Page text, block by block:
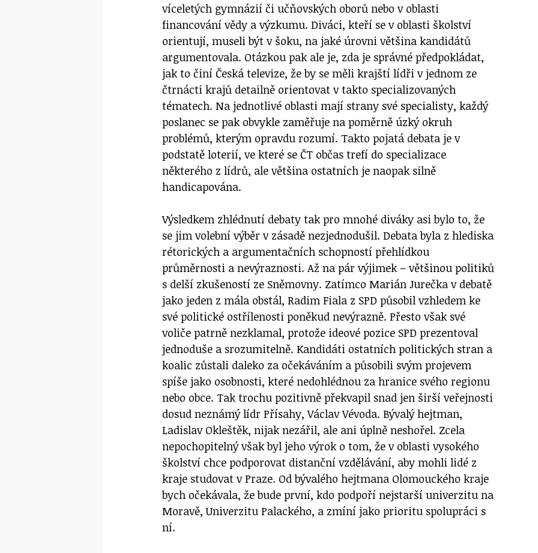
víceletých gymnázií či učňovských oborů nebo v oblasti
financování vědy a výzkumu. Diváci, kteří se v oblasti školství
orientují, museli být v šoku, na jaké úrovni většina kandidátů
argumentovala. Otázkou pak ale je, zda je správné předpokládat,
jak to činí Česká televize, že by se měli krajští lídři v jednom ze
čtrnácti krajů detailně orientovat v takto specializovaných
tématech. Na jednotlivé oblasti mají strany své specialisty, každý
poslanec se pak obvykle zaměřuje na poměrně úzký okruh
problémů, kterým opravdu rozumí. Takto pojatá debata je v
podstatě loterií, ve které se ČT občas trefí do specializace
některého z lídrů, ale většina ostatních je naopak silně
handicapována.
Výsledkem zhlédnutí debaty tak pro mnohé diváky asi bylo to, že
se jim volební výběr v zásadě nezjednodušil. Debata byla z hlediska
rétorických a argumentačních schopností přehlídkou
průměrnosti a nevýraznosti. Až na pár výjimek – většinou politiků
s delší zkušeností ze Sněmovny. Zatímco Marián Jurečka v debatě
jako jeden z mála obstál, Radim Fiala z SPD působil vzhledem ke
své politické ostřílenosti poněkud nevýrazně. Přesto však své
voliče patrně nezklamal, protože ideové pozice SPD prezentoval
jednoduše a srozumitelně. Kandidáti ostatních politických stran a
koalic zůstali daleko za očekáváním a působili svým projevem
spíše jako osobnosti, které nedohlédnou za hranice svého regionu
nebo obce. Tak trochu pozitivně překvapil snad jen širší veřejnosti
dosud neznámý lídr Přísahy, Václav Vévoda. Bývalý hejtman,
Ladislav Okleštěk, nijak nezářil, ale ani úplně neshořel. Zcela
nepochopitelný však byl jeho výrok o tom, že v oblasti vysokého
školství chce podporovat distanční vzdělávání, aby mohli lidé z
kraje studovat v Praze. Od bývalého hejtmana Olomouckého kraje
bych očekávala, že bude první, kdo podpoří nejstarší univerzitu na
Moravě, Univerzitu Palackého, a zmíní jako prioritu spolupráci s
ní.